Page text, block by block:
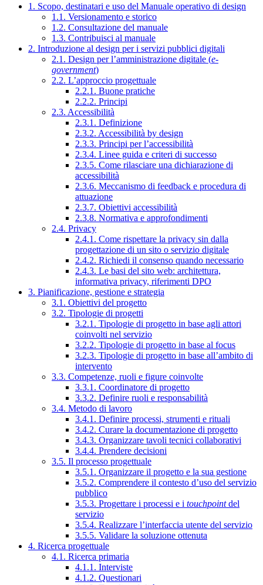
1. Scopo, destinatari e uso del Manuale operativo di design
1.1. Versionamento e storico
1.2. Consultazione del manuale
1.3. Contribuisci al manuale
2. Introduzione al design per i servizi pubblici digitali
2.1. Design per l’amministrazione digitale (e-
government)
2.2. L’approccio progettuale
2.2.1. Buone pratiche
2.2.2. Principi
2.3. Accessibilità
2.3.1. Definizione
2.3.2. Accessibilità by design
2.3.3. Principi per l’accessibilità
2.3.4. Linee guida e criteri di successo
2.3.5. Come rilasciare una dichiarazione di
accessibilità
2.3.6. Meccanismo di feedback e procedura di
attuazione
2.3.7. Obiettivi accessibilità
2.3.8. Normativa e approfondimenti
2.4. Privacy
2.4.1. Come rispettare la privacy sin dalla
progettazione di un sito o servizio digitale
2.4.2. Richiedi il consenso quando necessario
2.4.3. Le basi del sito web: architettura,
informativa privacy, riferimenti DPO
3. Pianificazione, gestione e strategia
3.1. Obiettivi del progetto
3.2. Tipologie di progetti
3.2.1. Tipologie di progetto in base agli attori
coinvolti nel servizio
3.2.2. Tipologie di progetto in base al focus
3.2.3. Tipologie di progetto in base all’ambito di
intervento
3.3. Competenze, ruoli e figure coinvolte
3.3.1. Coordinatore di progetto
3.3.2. Definire ruoli e responsabilità
3.4. Metodo di lavoro
3.4.1. Definire processi, strumenti e rituali
3.4.2. Curare la documentazione di progetto
3.4.3. Organizzare tavoli tecnici collaborativi
3.4.4. Prendere decisioni
3.5. Il processo progettuale
3.5.1. Organizzare il progetto e la sua gestione
3.5.2. Comprendere il contesto d’uso del servizio
pubblico
3.5.3. Progettare i processi e i touchpointdel
servizio
3.5.4. Realizzare l’interfaccia utente del servizio
3.5.5. Validare la soluzione ottenuta
4. Ricerca progettuale
4.1. Ricerca primaria
4.1.1. Interviste
4.1.2. Questionari